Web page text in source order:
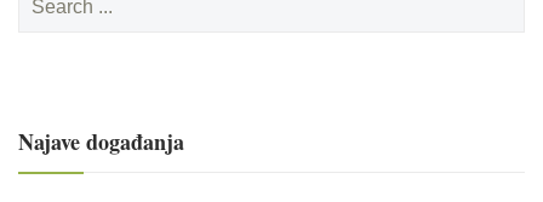
for:
Najave događanja